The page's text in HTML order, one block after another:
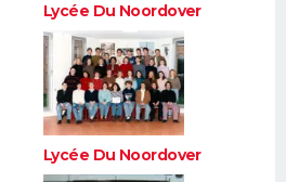
Lycée Du Noordover
Lycée Du Noordover